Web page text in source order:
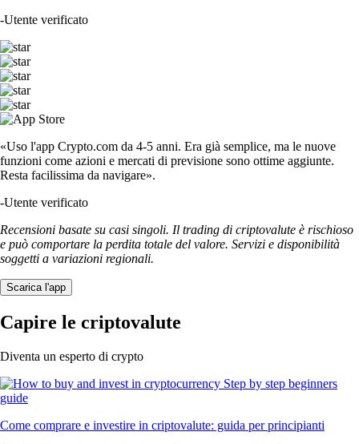
-Utente verificato
«Uso l'app Crypto.com da 4-5 anni. Era già semplice, ma le nuove
funzioni come azioni e mercati di previsione sono ottime aggiunte.
Resta facilissima da navigare».
-Utente verificato
Recensioni basate su casi singoli. Il trading di criptovalute è rischioso
e può comportare la perdita totale del valore. Servizi e disponibilità
soggetti a variazioni regionali.
Scarica l'app
Capire le criptovalute
Diventa un esperto di crypto
Come comprare e investire in criptovalute: guida per principianti